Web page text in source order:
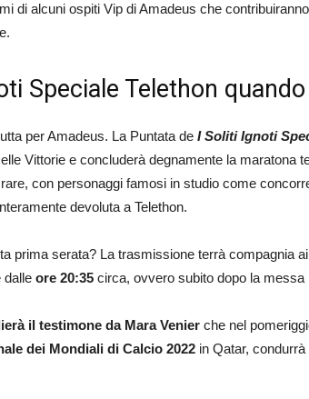
di alcuni ospiti Vip di Amadeus che
Speciale Telethon
per Amadeus. La Puntata de I Soliti Ignoti
Vittorie e concluderà degnamente la maratona
con personaggi famosi in studio come
devoluta a Telethon.
prima serata? La trasmissione terrà compagnia
dalle ore 20:35 circa, ovvero subito dopo la messa
il testimone da Mara Venier che nel
dei Mondiali di Calcio 2022 in Qatar, condurrà